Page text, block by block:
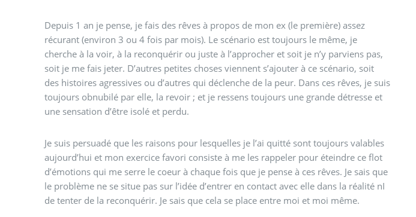
Depuis 1 an je pense, je fais des rêves à propos de mon ex (le première) assez
récurant (environ 3 ou 4 fois par mois). Le scénario est toujours le même, je
cherche à la voir, à la reconquérir ou juste à l’approcher et soit je n’y parviens pas,
soit je me fais jeter. D’autres petites choses viennent s’ajouter à ce scénario, soit
des histoires agressives ou d’autres qui déclenche de la peur. Dans ces rêves, je suis
toujours obnubilé par elle, la revoir ; et je ressens toujours une grande détresse et
une sensation d’être isolé et perdu.
Je suis persuadé que les raisons pour lesquelles je l’ai quitté sont toujours valables
aujourd’hui et mon exercice favori consiste à me les rappeler pour éteindre ce flot
d’émotions qui me serre le coeur à chaque fois que je pense à ces rêves. Je sais que
le problème ne se situe pas sur l’idée d’entrer en contact avec elle dans la réalité nI
de tenter de la reconquérir. Je sais que cela se place entre moi et moi même.